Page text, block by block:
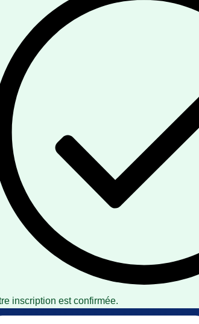
inscription est confirmée.